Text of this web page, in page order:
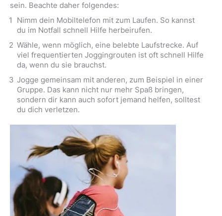
sein. Beachte daher folgendes:
Nimm dein Mobiltelefon mit zum Laufen. So kannst
du im Notfall schnell Hilfe herbeirufen.
Wähle, wenn möglich, eine belebte Laufstrecke. Auf
viel frequentierten Joggingrouten ist oft schnell Hilfe
da, wenn du sie brauchst.
Jogge gemeinsam mit anderen, zum Beispiel in einer
Gruppe. Das kann nicht nur mehr Spaß bringen,
sondern dir kann auch sofort jemand helfen, solltest
du dich verletzen.